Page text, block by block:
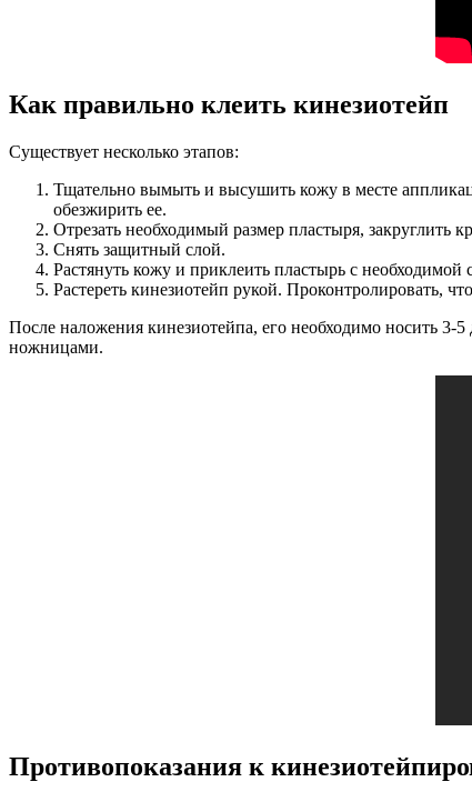
Как правильно клеить кинезиотейп
Существует несколько этапов:
Тщательно вымыть и высушить кожу в месте
обезжирить ее.
Отрезать необходимый размер пластыря, закруглить
Снять защитный слой.
Растянуть кожу и приклеить пластырь с
Растереть кинезиотейп рукой. Проконтролировать,
После наложения кинезиотейпа, его необходимо носить 3-
ножницами.
Противопоказания к